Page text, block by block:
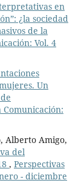
en
¿la sociedad
de la
Vol. 4
Un
Comunicación:
Alberto Amigo,
del
, Perspectivas
- diciembre